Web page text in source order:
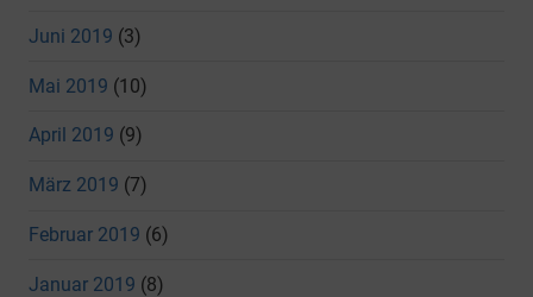
Juni 2019 (3)
Mai 2019 (10)
April 2019 (9)
März 2019 (7)
Februar 2019 (6)
Januar 2019 (8)